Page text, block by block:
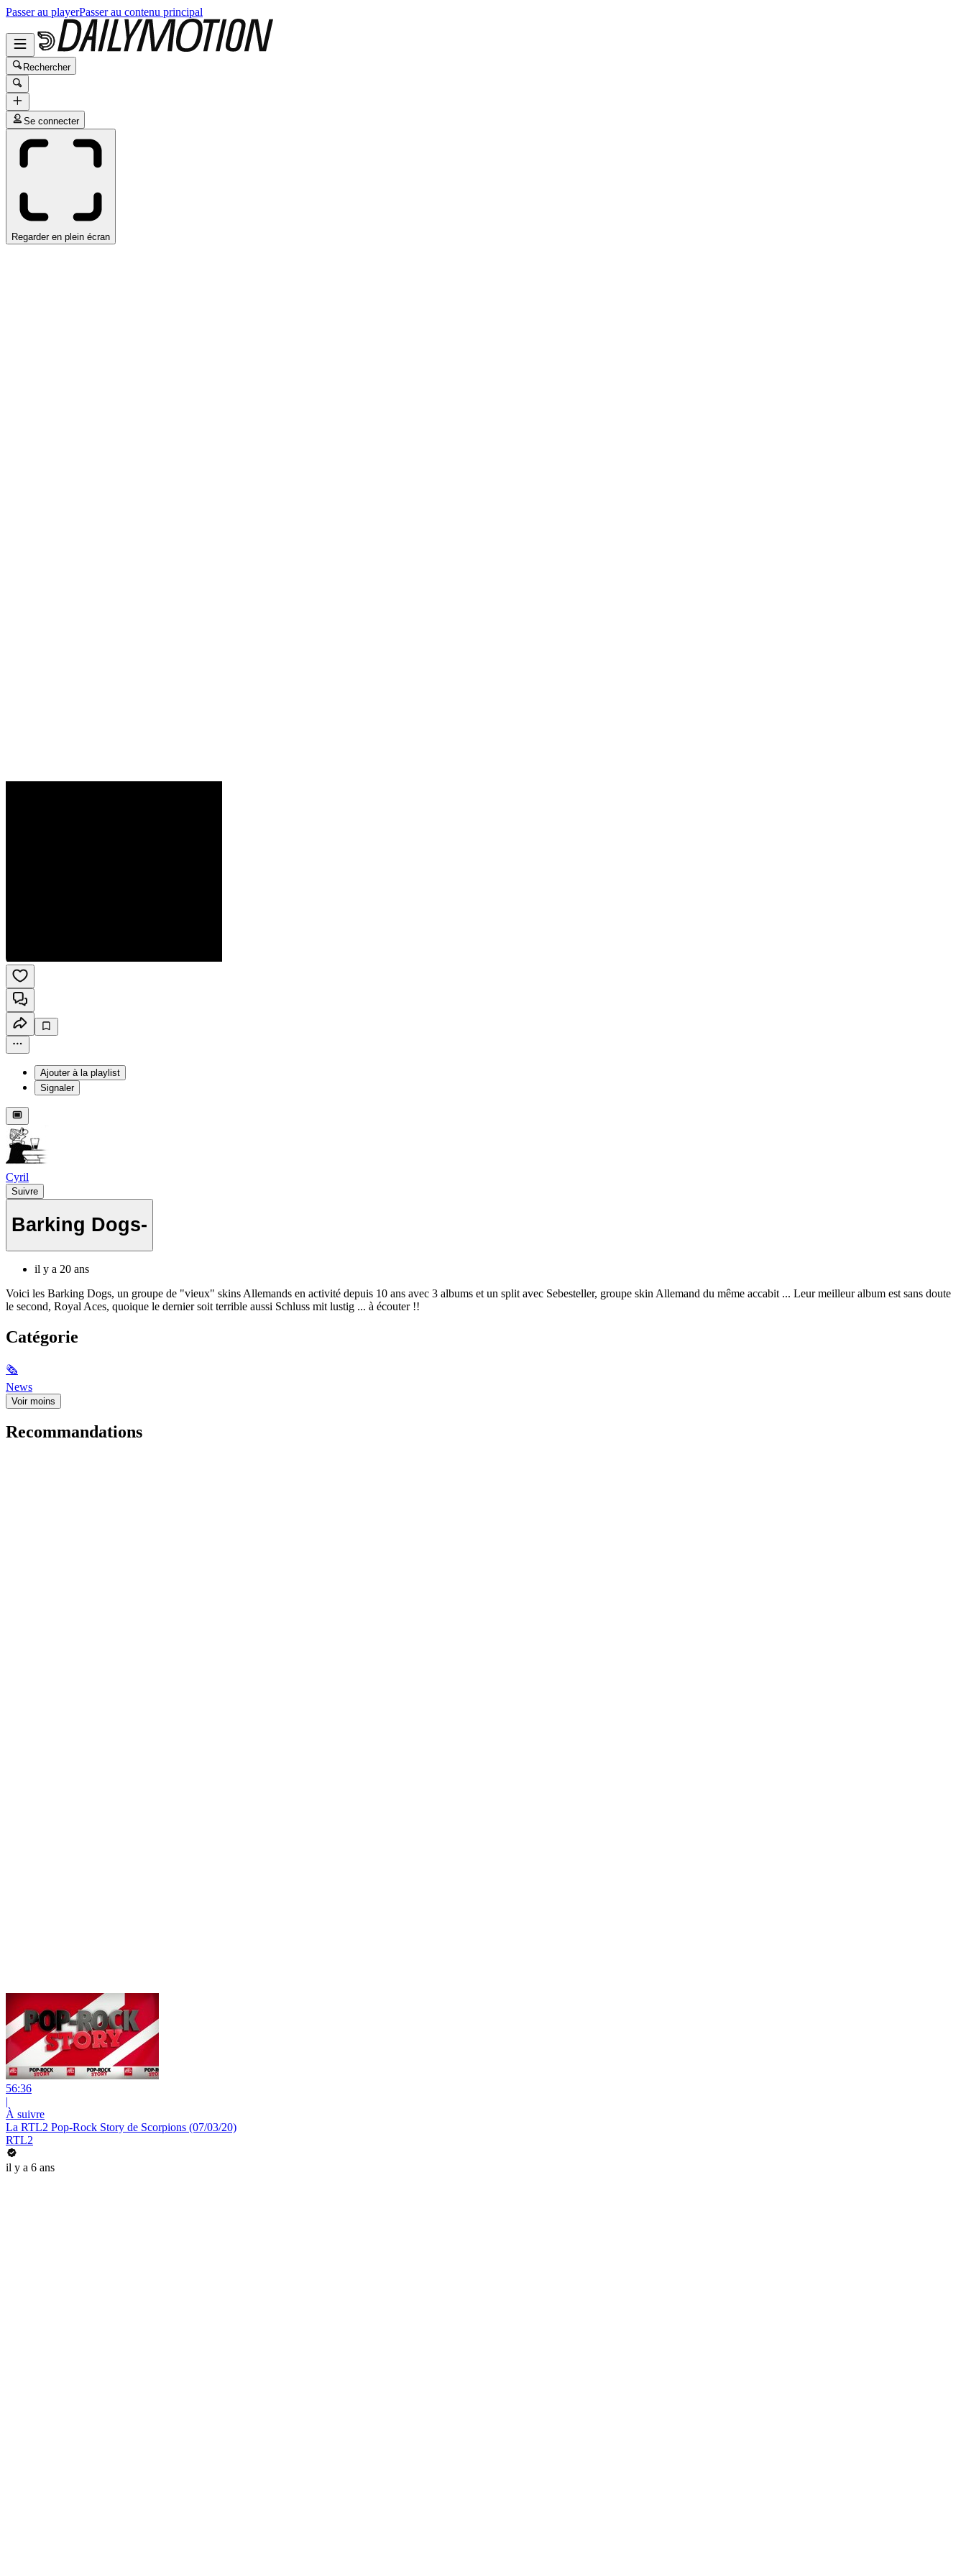
Passer au playerPasser au contenu principal
Rechercher
Se connecter
Regarder en plein écran
Ajouter à la playlist
Signaler
Cyril
Suivre
Barking Dogs-
il y a 20 ans
Voici les Barking Dogs, un groupe de "vieux" skins Allemands en activité depuis 10 ans avec 3 albums et un split avec Sebesteller, groupe skin Allemand du même accabit ... Leur meilleur album est sans doute
le second, Royal Aces, quoique le dernier soit terrible aussi Schluss mit lustig ... à écouter !!
Catégorie
🗞
News
Voir moins
Recommandations
56:36
|
À suivre
La RTL2 Pop-Rock Story de Scorpions (07/03/20)
RTL2
il y a 6 ans